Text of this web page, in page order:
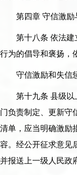
第四章 守信激励
第十八条 依法建
行为的倡导和褒扬，
守信激励和失信惩
第十九条 县级以
门负责制定、更新守
清单，应当明确激励
容。经公开征求意见
并报送上一级人民政